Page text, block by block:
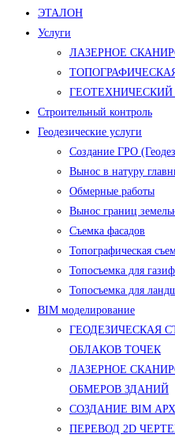
ЭТАЛОН
Услуги
ЛАЗЕРНОЕ
Строительный контроль
Геодезические услуги
Создание ГРО
Вынос в натуру
Обмерные работы
Вынос границ
Съемка фасадов
Топографическая
Топосъемка для
Топосъемка для
BIM моделирование
ГЕОДЕЗИЧЕСКАЯ
ОБЛАКОВ ТОЧЕК
ЛАЗЕРНОЕ
ОБМЕРОВ ЗДАНИЙ
СОЗДАНИЕ BIM
ПЕРЕВОД 2D